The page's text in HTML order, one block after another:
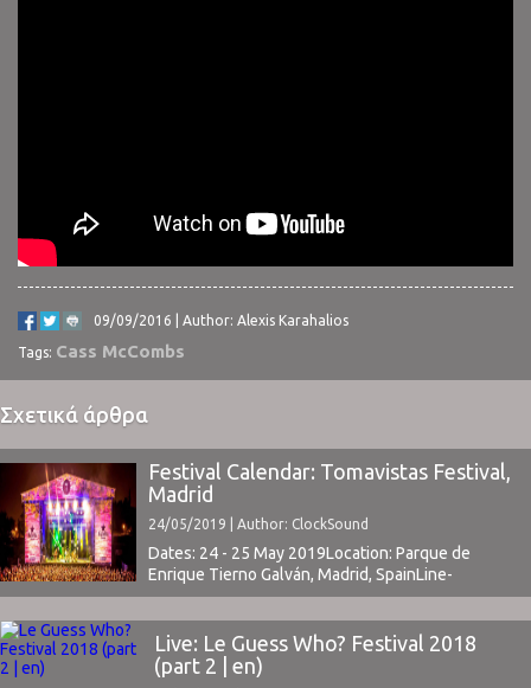
09/09/2016 | Author: Alexis Karahalios
Tags: Cass McCombs
Σχετικά άρθρα
Festival Calendar: Tomavistas Festival,
Madrid
24/05/2019 | Author: ClockSound
Dates: 24 - 25 May 2019Location: Parque de
Enrique Tierno Galván, Madrid, SpainLine-
Up | Tickets www.tomavistasfestival.comFacebook
Event ⁪
Live: Le Guess Who? Festival 2018
(part 2 | en)